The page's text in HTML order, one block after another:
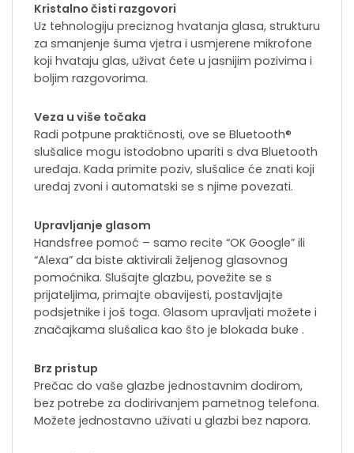
Kristalno čisti razgovori
Uz tehnologiju preciznog hvatanja glasa, strukturu
za smanjenje šuma vjetra i usmjerene mikrofone
koji hvataju glas, uživat ćete u jasnijim pozivima i
boljim razgovorima.
Veza u više točaka
Radi potpune praktičnosti, ove se Bluetooth®
slušalice mogu istodobno upariti s dva Bluetooth
uređaja. Kada primite poziv, slušalice će znati koji
uređaj zvoni i automatski se s njime povezati.
Upravljanje glasom
Handsfree pomoć – samo recite “OK Google” ili
“Alexa” da biste aktivirali željenog glasovnog
pomoćnika. Slušajte glazbu, povežite se s
prijateljima, primajte obavijesti, postavljajte
podsjetnike i još toga. Glasom upravljati možete i
značajkama slušalica kao što je blokada buke .
Brz pristup
Prečac do vaše glazbe jednostavnim dodirom,
bez potrebe za dodirivanjem pametnog telefona.
Možete jednostavno uživati u glazbi bez napora.